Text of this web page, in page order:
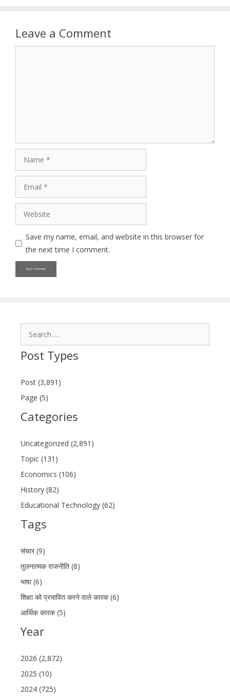
Leave a Comment
Website
Save my name, email, and website in this browser for
the next time I comment.
Post Types
Post (3,891)
Page (5)
Categories
Uncategorized (2,891)
Topic (131)
Economics (106)
History (82)
Educational Technology (62)
Tags
संचार (9)
तुलनात्मक राजनीति (8)
भाषा (6)
शिक्षा को प्रभावित करने वाले कारक (6)
आर्थिक कारक (5)
Year
2026 (2,872)
2025 (10)
2024 (725)